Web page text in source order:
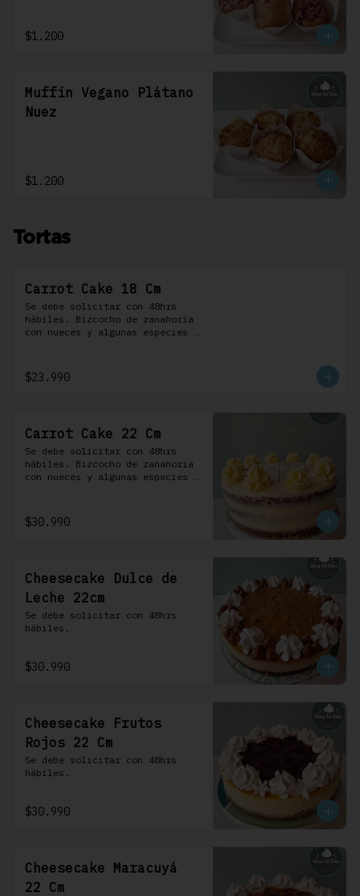
$1.200
Muffin Vegano Plátano
Nuez
$1.200
Tortas
Carrot Cake 18 Cm
Se debe solicitar con 48hrs
hábiles. Bizcocho de zanahoria
con nueces y algunas especies
crema.
$23.990
Carrot Cake 22 Cm
Se debe solicitar con 48hrs
hábiles. Bizcocho de zanahoria
con nueces y algunas especies
crema.
$30.990
Cheesecake Dulce de
Leche 22cm
Se debe solicitar con 48hrs
hábiles.
$30.990
Cheesecake Frutos
Rojos 22 Cm
Se debe solicitar con 48hrs
hábiles.
$30.990
Cheesecake Maracuyá
22 Cm